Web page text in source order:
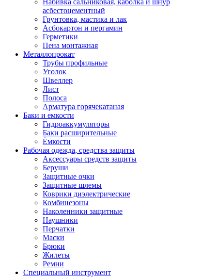
Набивка сальниковая, каболка и шнур
асбестоцементный
Грунтовка, мастика и лак
Асбокартон и пергамин
Герметики
Пена монтажная
Металлопрокат
Трубы профильные
Уголок
Швеллер
Лист
Полоса
Арматура горячекатаная
Баки и емкости
Гидроаккумуляторы
Баки расширительные
Ёмкости
Рабочая одежда, средства защиты
Аксессуары средств защиты
Беруши
Защитные очки
Защитные шлемы
Коврики диэлектрические
Комбинезоны
Наколенники защитные
Наушники
Перчатки
Маски
Брюки
Жилеты
Ремни
Специальный инструмент